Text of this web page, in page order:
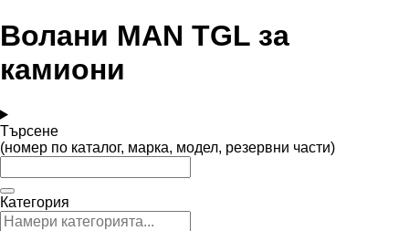
Волани MAN TGL за
камиони
Търсене
(номер по каталог, марка, модел, резервни части)
Категория